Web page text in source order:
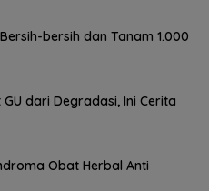
bersih dan Tanam 1.000
dari Degradasi, Ini Cerita
Obat Herbal Anti